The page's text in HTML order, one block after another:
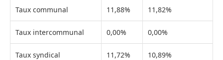
Taux communal 11,88% 11,82%
Taux intercommunal 0,00% 0,00%
Taux syndical 11,72% 10,89%